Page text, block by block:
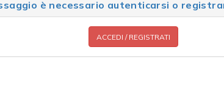
è necessario autenticarsi o
ACCEDI / REGISTRATI